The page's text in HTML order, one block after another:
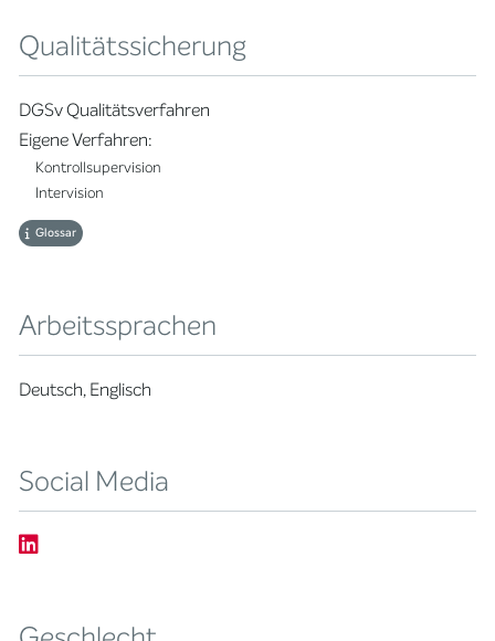
Qualitätssicherung
DGSv Qualitätsverfahren
Eigene Verfahren:
Kontrollsupervision
Intervision
Glossar
Arbeitssprachen
Deutsch, Englisch
Social Media